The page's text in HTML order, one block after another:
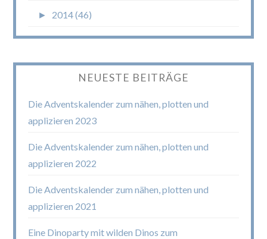
► 2014 (46)
NEUESTE BEITRÄGE
Die Adventskalender zum nähen, plotten und
applizieren 2023
Die Adventskalender zum nähen, plotten und
applizieren 2022
Die Adventskalender zum nähen, plotten und
applizieren 2021
Eine Dinoparty mit wilden Dinos zum